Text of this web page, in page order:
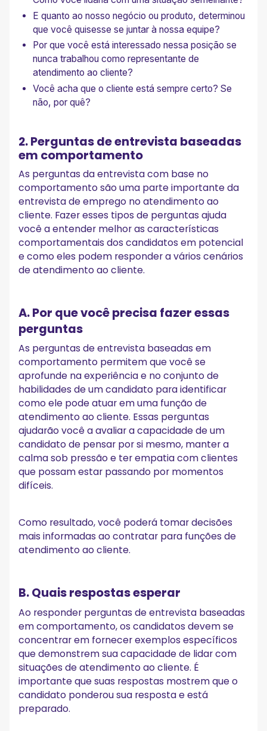
E quanto ao nosso negócio ou produto, determinou
que você quisesse se juntar à nossa equipe?
Por que você está interessado nessa posição se
nunca trabalhou como representante de
atendimento ao cliente?
Você acha que o cliente está sempre certo? Se
não, por quê?
2. Perguntas de entrevista baseadas
em comportamento
As perguntas da entrevista com base no
comportamento são uma parte importante da
entrevista de emprego no atendimento ao
cliente. Fazer esses tipos de perguntas ajuda
você a entender melhor as características
comportamentais dos candidatos em potencial
e como eles podem responder a vários cenários
de atendimento ao cliente.
A. Por que você precisa fazer essas
perguntas
As perguntas de entrevista baseadas em
comportamento permitem que você se
aprofunde na experiência e no conjunto de
habilidades de um candidato para identificar
como ele pode atuar em uma função de
atendimento ao cliente. Essas perguntas
ajudarão você a avaliar a capacidade de um
candidato de pensar por si mesmo, manter a
calma sob pressão e ter empatia com clientes
que possam estar passando por momentos
difíceis.
Como resultado, você poderá tomar decisões
mais informadas ao contratar para funções de
atendimento ao cliente.
B. Quais respostas esperar
Ao responder perguntas de entrevista baseadas
em comportamento, os candidatos devem se
concentrar em fornecer exemplos específicos
que demonstrem sua capacidade de lidar com
situações de atendimento ao cliente. É
importante que suas respostas mostrem que o
candidato ponderou sua resposta e está
preparado.